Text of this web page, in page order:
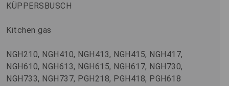
KÜPPERSBUSCH
Kitchen gas
NGH210, NGH410, NGH413, NGH415, NGH417,
NGH610, NGH613, NGH615, NGH617, NGH730,
NGH733, NGH737, PGH218, PGH418, PGH618